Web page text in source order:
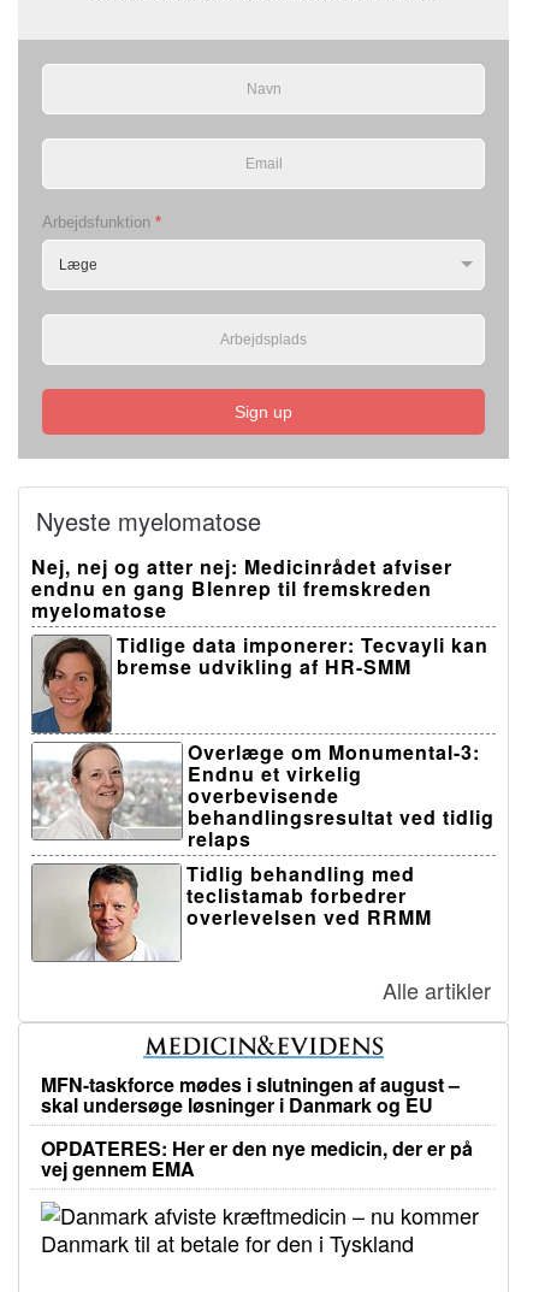
Arbejdsfunktion *
Sign up
Nyeste myelomatose
Nej, nej og atter nej: Medicinrådet afviser
endnu en gang Blenrep til fremskreden
myelomatose
Tidlige data imponerer: Tecvayli kan
bremse udvikling af HR-SMM
Overlæge om Monumental-3:
Endnu et virkelig
overbevisende
behandlingsresultat ved tidlig
relaps
Tidlig behandling med
teclistamab forbedrer
overlevelsen ved RRMM
Alle artikler
MFN-taskforce mødes i slutningen af august –
skal undersøge løsninger i Danmark og EU
OPDATERES: Her er den nye medicin, der er på
vej gennem EMA